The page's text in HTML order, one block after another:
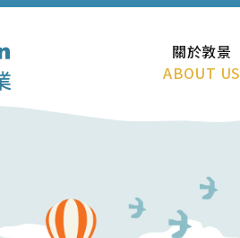
關於敦景
ABOUT US